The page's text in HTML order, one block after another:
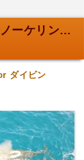
プロフェッショナルなTakuと初スノーケリング。
ダイビン